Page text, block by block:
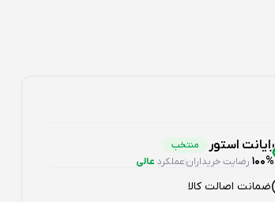
رایانت استور منتخب
100% رضایت خریدارانعملکرد عالی
ضمانت اصالت کالا